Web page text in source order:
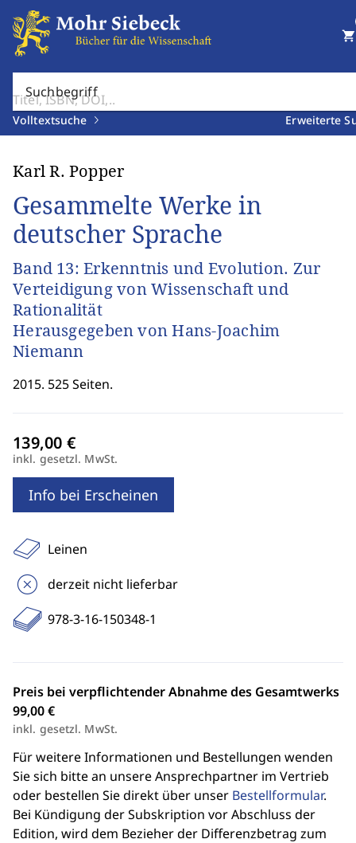
Suchbegriff
Volltextsuche Erweiterte
shopping_cart
Karl R. Popper
Gesammelte Werke in
deutscher Sprache
Band 13: Erkenntnis und Evolution. Zur
Verteidigung von Wissenschaft und
Rationalität
Herausgegeben von Hans-Joachim
Niemann
2015. 525 Seiten.
inkl. gesetzl. MwSt.
Info bei Erscheinen
Leinen
derzeit nicht lieferbar
978-3-16-150348-1
Preis bei verpflichtender Abnahme des Gesamtwerks
99,00 €
inkl. gesetzl. MwSt.
Für weitere Informationen und Bestellungen wenden
Sie sich bitte an unsere Ansprechpartner im Vertrieb
oder bestellen Sie direkt über unser Bestellformular.
Bei Kündigung der Subskription vor Abschluss der
Edition, wird dem Bezieher der Differenzbetrag zum